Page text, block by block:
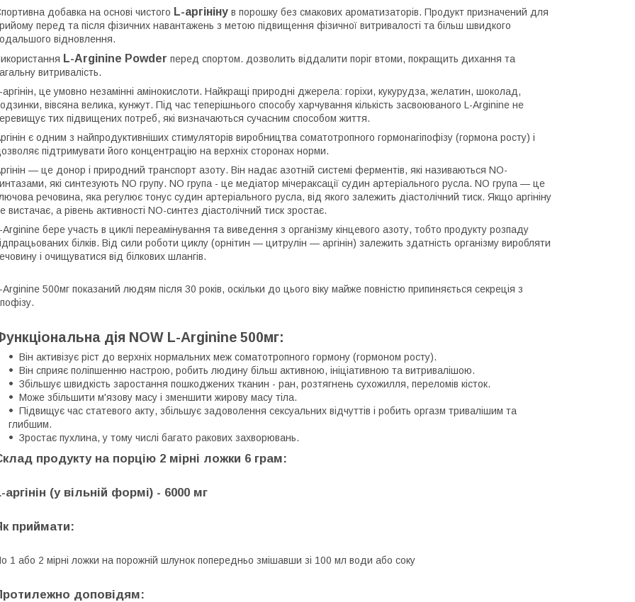
добавка на основі чистого L-аргініну в порошку без смакових ароматизаторів. Продукт призначений для
перед та після фізичних навантажень з метою підвищення фізичної витривалості та більш швидкого
відновлення.
L-Arginine Powder перед спортом. дозволить віддалити поріг втоми, покращить дихання та
витривалість.
аргінін, це умовно незамінні амінокислоти. Найкращі природні джерела: горіхи, кукурудза, желатин, шоколад,
вівсяна велика, кунжут. Під час теперішнього способу харчування кількість засвоюваного L-Arginine не
тих підвищених потреб, які визначаються сучасним способом життя.
є одним з найпродуктивніших стимуляторів виробництва соматотропного гормонагіпофізу (гормона росту) і
підтримувати його концентрацію на верхніх сторонах норми.
— це донор і природний транспорт азоту. Він надає азотній системі ферментів, які називаються NO-
які синтезують NO групу. NO група - це медіатор мічераксації судин артеріального русла. NO група — це
речовина, яка регулює тонус судин артеріального русла, від якого залежить діастолічний тиск. Якщо аргініну
вистачає, а рівень активності NO-синтез діастолічний тиск зростає.
Arginine бере участь в циклі переамінування та виведення з організму кінцевого азоту, тобто продукту розпаду
білків. Від сили роботи циклу (орнітин — цитрулін — аргінін) залежить здатність організму виробляти
і очищуватися від білкових шлангів.
Arginine 500мг показаний людям після 30 років, оскільки до цього віку майже повністю припиняється секреція з
дія NOW L-Arginine 500мг:
Він активізує ріст до верхніх нормальних меж соматотропного гормону (гормоном росту).
Він сприяє поліпшенню настрою, робить людину більш активною, ініціативною та витривалішою.
Збільшує швидкість заростання пошкоджених тканин - ран, розтягнень сухожилля, переломів кісток.
Може збільшити м'язову масу і зменшити жирову масу тіла.
Підвищує час статевого акту, збільшує задоволення сексуальних відчуттів і робить оргазм тривалішим та
глибшим.
Зростає пухлина, у тому числі багато ракових захворювань.
продукту на порцію 2 мірні ложки 6 грам:
аргінін (у вільній формі) - 6000 мг
приймати:
1 або 2 мірні ложки на порожній шлунок попередньо змішавши зі 100 мл води або соку
доповідям: